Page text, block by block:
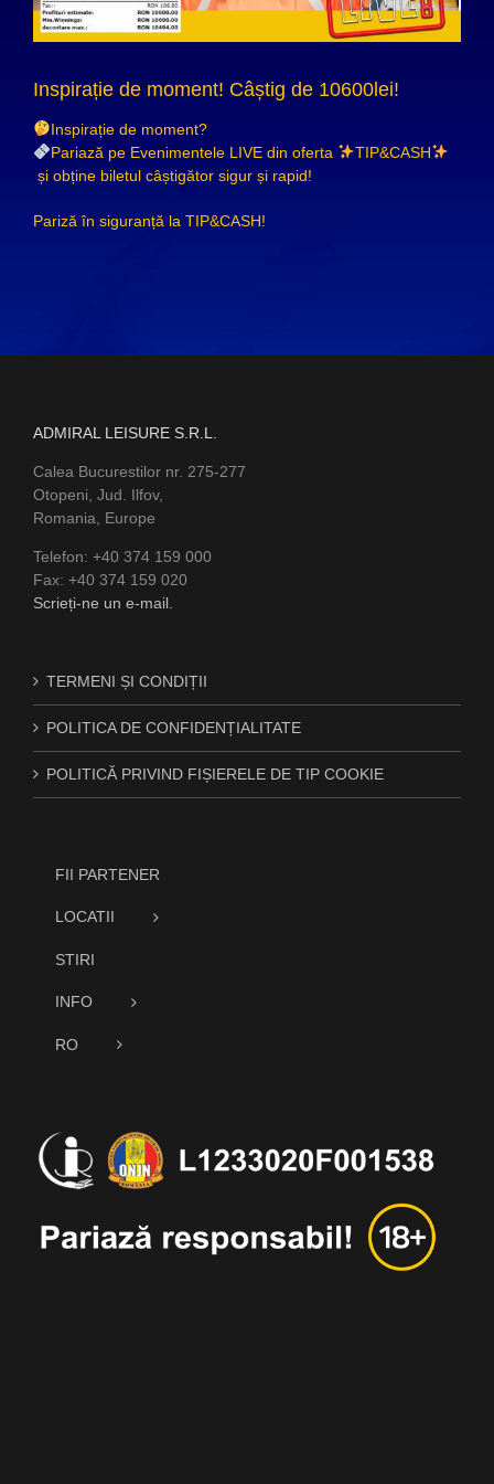
Inspirație de moment! Câștig de 10600lei!
Inspirație de moment?
Pariază pe Evenimentele LIVE din oferta
TIP&CASH
și obține biletul câștigător sigur și rapid!
Pariză în siguranță la TIP&CASH!
ADMIRAL LEISURE S.R.L.
Calea Bucurestilor nr. 275-277
Otopeni, Jud. Ilfov,
Romania, Europe
Telefon: +40 374 159 000
Fax: +40 374 159 020
Scrieți-ne un e-mail.
TERMENI ȘI CONDIȚII
POLITICA DE CONFIDENȚIALITATE
POLITICĂ PRIVIND FIȘIERELE DE TIP COOKIE
FII PARTENER
LOCATII
STIRI
INFO
RO